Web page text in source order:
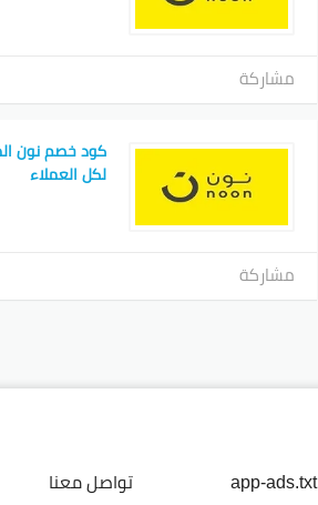
مشاركة
لكل العملاء
مشاركة
app-ads.txt
تواصل معنا